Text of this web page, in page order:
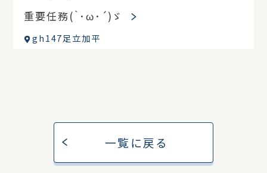
重要任務(｀･ω･´)ゞ
gh147足立加平
一覧に戻る